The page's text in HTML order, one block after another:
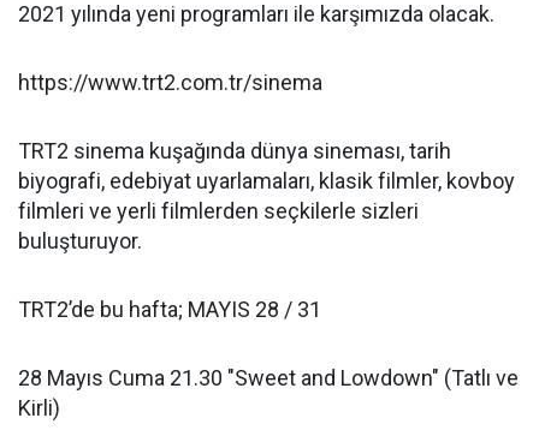
2021 yılında yeni programları ile karşımızda olacak.
https://www.trt2.com.tr/sinema
TRT2 sinema kuşağında dünya sineması, tarih
biyografi, edebiyat uyarlamaları, klasik filmler, kovboy
filmleri ve yerli filmlerden seçkilerle sizleri
buluşturuyor.
TRT2’de bu hafta; MAYIS 28 / 31
28 Mayıs Cuma 21.30 "Sweet and Lowdown" (Tatlı ve
Kirli)